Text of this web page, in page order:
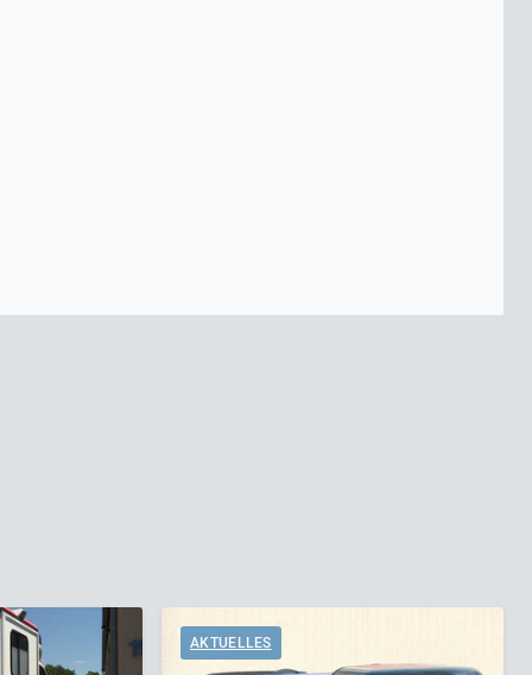
AKTUELLES